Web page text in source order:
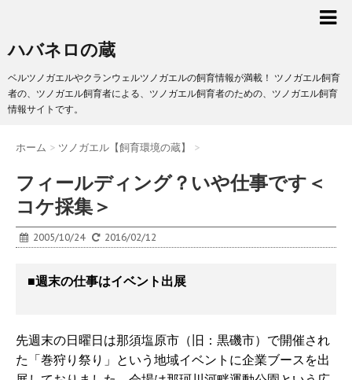
ハバネロの蔵
ベルツノガエルやクランウェルツノガエルの飼育情報が満載！ ツノガエル飼育
者の、ツノガエル飼育者による、ツノガエル飼育者のための、ツノガエル飼育
情報サイトです。
ホーム > ツノガエル【飼育環境の蔵】 >
フィールディング？いや仕事です＜
コケ採集＞
2005/10/24 2016/02/12
■週末の仕事はイベント出展
先週末の日曜日は那須塩原市（旧：黒磯市）で開催され
た「巻狩り祭り」という地域イベントに企業ブースを出